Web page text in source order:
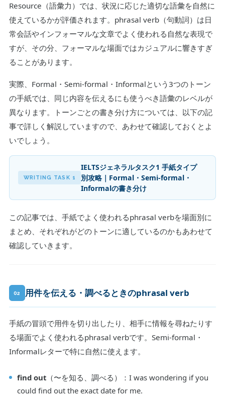
Resource（語彙力）では、状況に応じた適切な語彙を自然に
使えているかが評価されます。phrasal verb（句動詞）は日
常会話やインフォーマルな文章でよく使われる自然な表現で
すが、その分、フォーマルな場面ではカジュアルに響きすぎ
ることがあります。
実際、Formal・Semi-formal・Informalという3つのトーン
の手紙では、同じ内容を伝えるにも使うべき語彙のレベルが
異なります。トーンごとの書き分け方については、以下の記
事で詳しく解説していますので、あわせて確認しておくとよ
いでしょう。
WRITING TASK 1
IELTSジェネラルタスク1 手紙タイプ
別攻略｜Formal・Semi-formal・
Informalの書き分け
この記事では、手紙でよく使われるphrasal verbを場面別に
まとめ、それぞれがどのトーンに適しているのかもあわせて
確認していきます。
02 用件を伝える・調べるときのphrasal verb
手紙の冒頭で用件を切り出したり、相手に情報を尋ねたりす
る場面でよく使われるphrasal verbです。Semi-formal・
Informalレターで特に自然に使えます。
find out（〜を知る、調べる）：I was wondering if you
could find out the exact date for me.